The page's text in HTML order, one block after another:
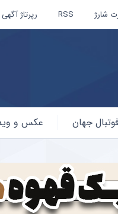
شارژ RSS رپرتاژ آگهی
جهان عکس و